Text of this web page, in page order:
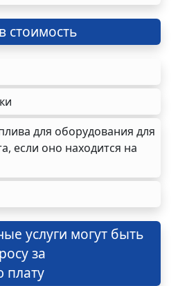
стоимость
для оборудования для
если оно находится на
услуги могут быть
за
плату